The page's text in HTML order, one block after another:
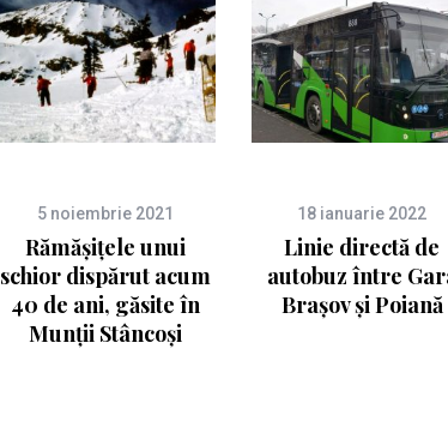
5 noiembrie 2021
Rămășițele unui
schior dispărut acum
40 de ani, găsite în
Munții Stâncoși
18 ianuarie 2022
Linie directă de
autobuz între
Brașov și Poiană